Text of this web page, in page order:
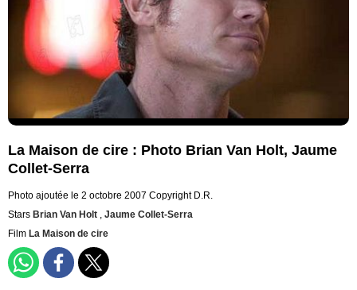
La Maison de cire : Photo Brian Van Holt, Jaume
Collet-Serra
Photo ajoutée le 2 octobre 2007 Copyright D.R.
Stars Brian Van Holt , Jaume Collet-Serra
Film La Maison de cire